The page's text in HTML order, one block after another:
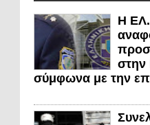
Η
στην
σύμφωνα με την